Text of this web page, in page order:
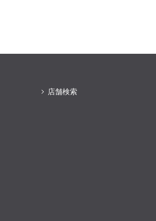
店舗検索